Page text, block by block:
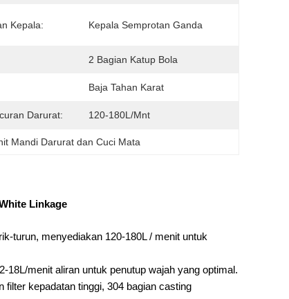
Kepala: Kepala Semprotan Ganda
2 Bagian Katup Bola
Baja Tahan Karat
Darurat: 120-180L/mnt
Mandi Darurat dan Cuci Mata
Linkage
turun, menyediakan 120-180L / menit untuk
18L/menit aliran untuk penutup wajah yang optimal.
filter kepadatan tinggi, 304 bagian casting